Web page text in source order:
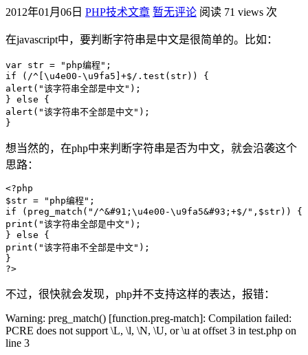
2012年01月06日 PHP技术文章 暂无评论 阅读 71 views 次
在javascript中，要判断字符串是中文是很简单的。比如：
var str = "php编程";
if (/^[\u4e00-\u9fa5]+$/.test(str)) {
alert("该字符串全部是中文");
} else {
alert("该字符串不全部是中文");
想当然的，在php中来判断字符串是否为中文，就会沿袭这个
思路：
<?php
$str = "php编程";
if (preg_match("/^&#91;\u4e00-\u9fa5&#93;+$/",$str)) {
print("该字符串全部是中文");
} else {
print("该字符串不全部是中文");
}
不过，很快就会发现，php并不支持这样的表达，报错：
Warning: preg_match() [function.preg-match]: Compilation failed:
PCRE does not support \L, \l, \N, \U, or \u at offset 3 in test.php on
line 3